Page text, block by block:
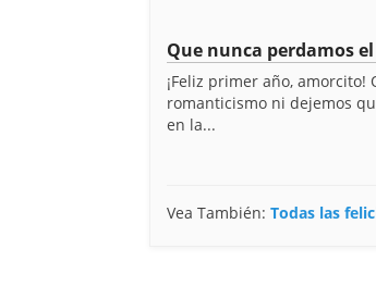
Que nunca perdamos
¡Feliz primer año,
romanticismo ni dejemos
en la...
Vea También: Todas las